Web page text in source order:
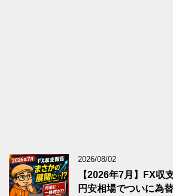
2026/08/02
【2026年7月】FX収
円安相場でついに為